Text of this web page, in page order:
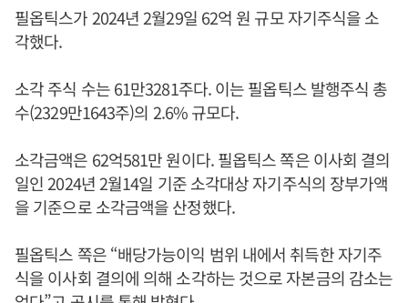
필옵틱스가 2024년 2월29일 62억 원 규모 자기주식을 소
각했다.
소각 주식 수는 61만3281주다. 이는 필옵틱스 발행주식 총
수(2329만1643주)의 2.6% 규모다.
소각금액은 62억581만 원이다. 필옵틱스 쪽은 이사회 결의
일인 2024년 2월14일 기준 소각대상 자기주식의 장부가액
을 기준으로 소각금액을 산정했다.
필옵틱스 쪽은 “배당가능이익 범위 내에서 취득한 자기주
식을 이사회 결의에 의해 소각하는 것으로 자본금의 감소는